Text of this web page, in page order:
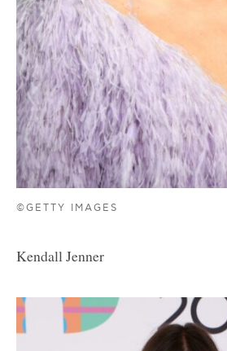
©GETTY IMAGES
Kendall Jenner